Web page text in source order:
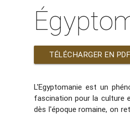
TÉLÉCHARGER EN PDF
L'Egyptomanie est un
fascination pour la culture
dès l'époque romaine, on